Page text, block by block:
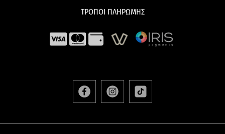
ΤΡΟΠΟΙ ΠΛΗΡΩΜΗΣ